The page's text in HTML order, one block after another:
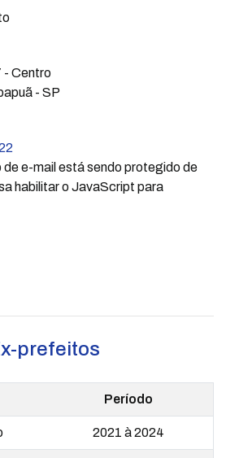
- Centro
- SP
e-mail está sendo protegido de
habilitar o JavaScript para
prefeitos
Período
2021 à 2024